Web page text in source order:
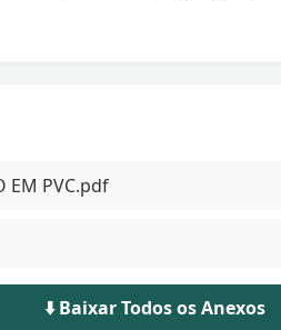
EM PVC.pdf
⬇️ Baixar Todos os Anexos